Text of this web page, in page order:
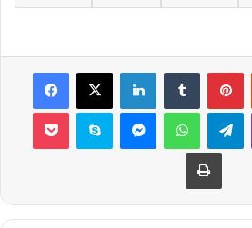
Facebook
X LinkedInTumblr
Pocket Skype Messenger